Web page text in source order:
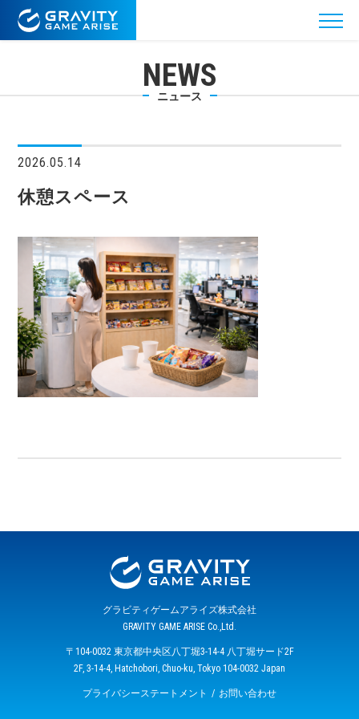
NEWS
ニュース
2026.05.14
休憩スペース
グラビティゲームアライズ株式会社
GRAVITY GAME ARISE Co.,Ltd.
〒104-0032 東京都中央区八丁堀3-14-4 八丁堀サード2F
2F, 3-14-4, Hatchobori, Chuo-ku, Tokyo 104-0032 Japan
プライバシーステートメント お問い合わせ